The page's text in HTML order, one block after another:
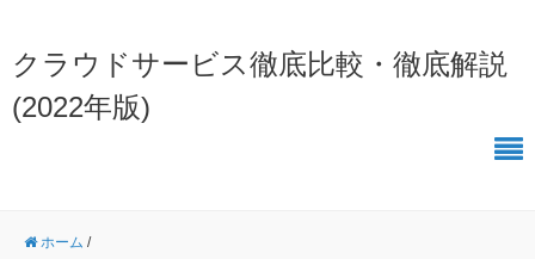
クラウドサービス徹底比較・徹底解説
(2022年版)
ホーム /